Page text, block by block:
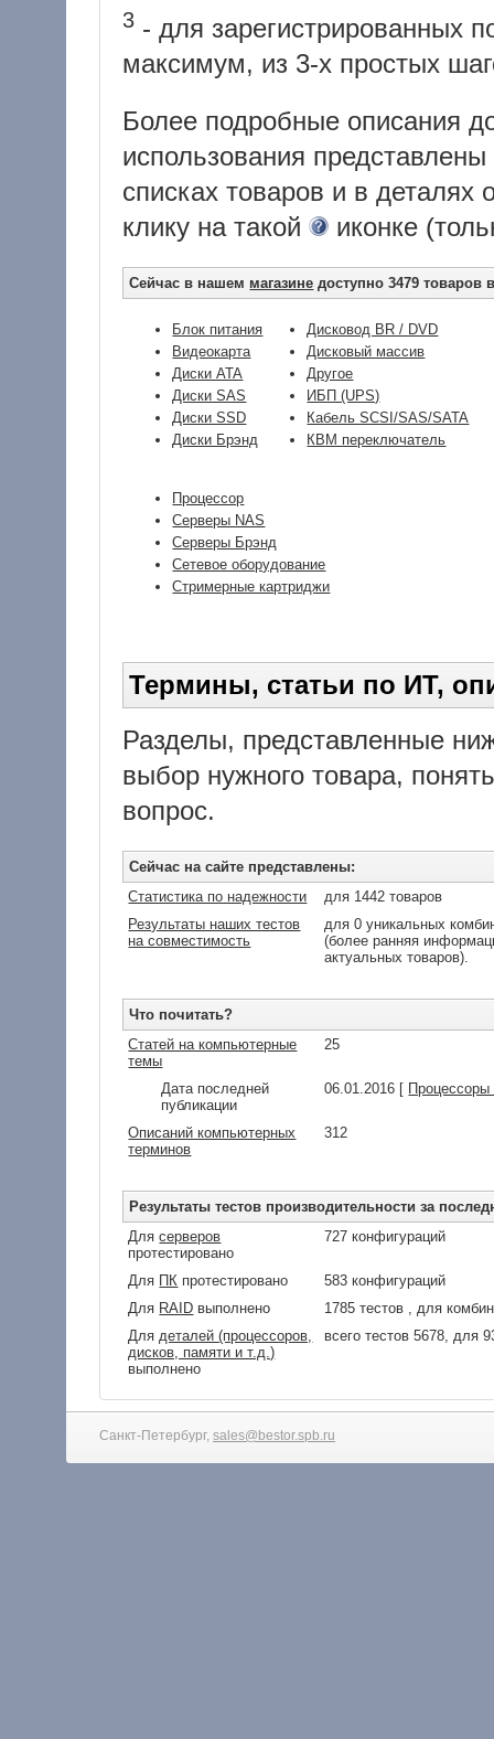
3 - для зарегистрированных
максимум, из 3-х простых
Более подробные описания
использования
списках товаров и в деталях
клику на такой
иконке
Сейчас в нашем магазине доступно 3479 товаров
Блок питания
Видеокарта
Диски ATA
Диски SAS
Диски SSD
Диски Брэнд
Дисковод BR / DVD
Дисковый массив
Другое
ИБП (UPS)
Кабель SCSI/SAS/SATA
КВМ переключатель
Процессор
Серверы NAS
Серверы Брэнд
Сетевое оборудование
Стримерные картриджи
Термины, статьи по ИТ,
Разделы, представленные
выбор нужного товара,
вопрос.
Сейчас на сайте представлены:
Статистика по надежности
для 1442 товаров
Результаты наших тестов
на совместимость
для 0 уникальных
(более ранняя
актуальных товаров).
Что почитать?
Статей на компьютерные
темы
25
Дата последней
публикации
06.01.2016 [ Процессоры
Описаний компьютерных
терминов
312
Результаты тестов производительности за
Длясерверов
протестировано
727 конфигураций
Для ПК протестировано
583 конфигураций
Для RAID выполнено
1785 тестов , для
Для деталей (процессоров,
дисков, памяти и т.д.)
выполнено
всего тестов 5678, для
Санкт-Петербург, sales@bestor.spb.ru